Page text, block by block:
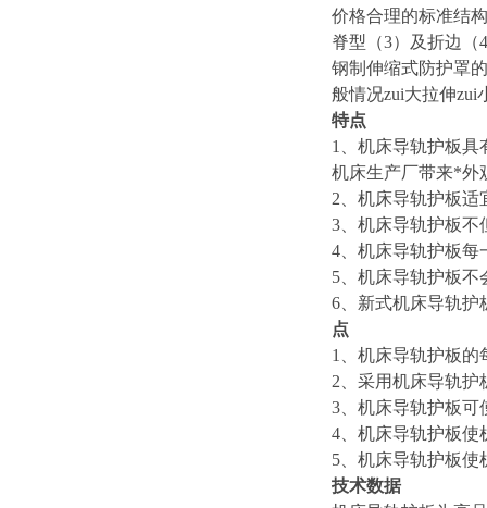
价格合理的标准结
脊型（3）及折边（
钢制伸缩式防护罩
般情况zui大拉伸zui
特点
1
、机床导轨护板
机床生产厂带来*外
2 、机床导轨护板
3 、机床导轨护板
4 、机床导轨护板
5 、机床导轨护板
6 、新式机床导轨
点
1
、机床导轨护板
2 、采用机床导轨
3 、机床导轨护板
4 、机床导轨护板
5 、机床导轨护板
技术数据